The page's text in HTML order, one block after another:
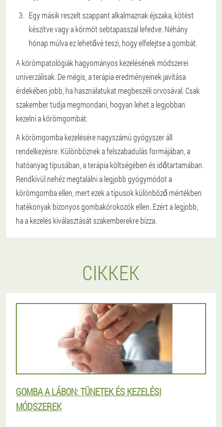
Egy másik reszelt szappant alkalmaznak éjszaka, kötést
készítve vagy a körmöt sebtapasszal lefedve. Néhány
hónap múlva ez lehetővé teszi, hogy elfelejtse a gombát.
A körömpatológiák hagyományos kezelésének módszerei
univerzálisak. De mégis, a terápia eredményeinek javítása
érdekében jobb, ha használatukat megbeszéli orvosával. Csak
szakember tudja megmondani, hogyan lehet a legjobban
kezelni a körömgombát.
A körömgomba kezelésére nagyszámú gyógyszer áll
rendelkezésre. Különböznek a felszabadulás formájában, a
hatóanyag típusában, a terápia költségében és időtartamában.
Rendkívül nehéz megtalálni a legjobb gyógymódot a
körömgomba ellen, mert ezek a típusok különböző mértékben
hatékonyak bizonyos gombakórokozók ellen. Ezért a legjobb,
ha a kezelés kiválasztását szakemberekre bízza.
CIKKEK
GOMBA A LÁBON: TÜNETEK ÉS KEZELÉSI
MÓDSZEREK